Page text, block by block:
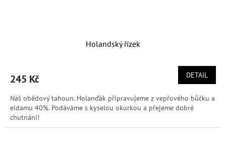
Holandský řízek
245 Kč DETAIL
Náš obědový tahoun. Holanďák připravujeme z vepřového bůčku a
eidamu 40%. Podáváme s kyselou okurkou a přejeme dobré
chutnání!